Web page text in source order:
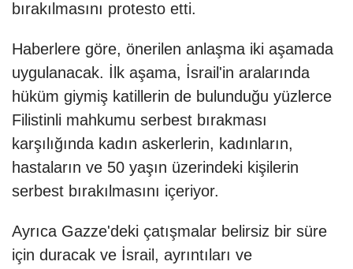
bırakılmasını protesto etti.
Haberlere göre, önerilen anlaşma iki aşamada
uygulanacak. İlk aşama, İsrail'in aralarında
hüküm giymiş katillerin de bulunduğu yüzlerce
Filistinli mahkumu serbest bırakması
karşılığında kadın askerlerin, kadınların,
hastaların ve 50 yaşın üzerindeki kişilerin
serbest bırakılmasını içeriyor.
Ayrıca Gazze'deki çatışmalar belirsiz bir süre
için duracak ve İsrail, ayrıntıları ve